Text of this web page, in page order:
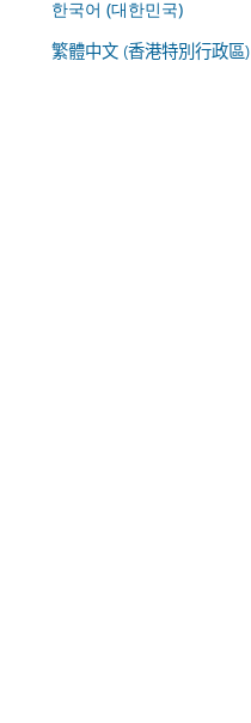
한국어 (대한민국)
繁體中文 (香港特別行政區)